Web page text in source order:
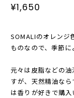
¥1,650
SOMALIのオレンジ
ものなので、季節に
元々は皮脂などの
すが、天然精油な
は香りが好きで購入